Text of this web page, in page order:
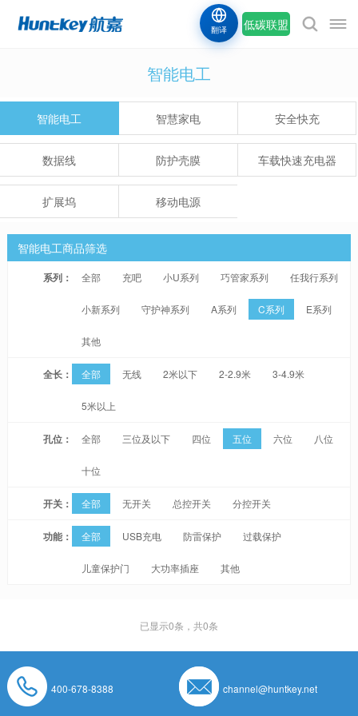
低碳联盟
翻译
智能电工
智能电工 智慧家电 安全快充
数据线 防护壳膜 车载快速充电器
扩展坞 移动电源
智能电工商品筛选
系列： 全部 充吧 小U系列 巧管家系列 任我行系列
小新系列 守护神系列 A系列 C系列 E系列
其他
全长： 全部 无线 2米以下 2-2.9米 3-4.9米
5米以上
孔位： 全部 三位及以下 四位 五位 六位 八位
十位
开关： 全部 无开关 总控开关 分控开关
功能： 全部 USB充电 防雷保护 过载保护
儿童保护门 大功率插座 其他
已显示0条，共0条
400-678-8388 channel@huntkey.net